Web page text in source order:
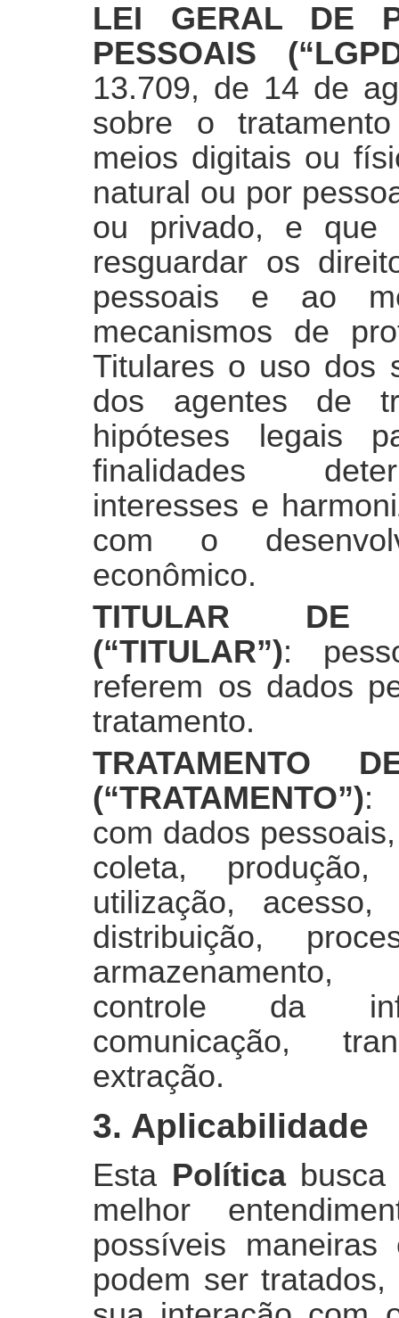
LEI GERAL DE
PESSOAIS
13.709, de 14 de
sobre o
meios digitais ou
natural ou por
ou privado, e que
resguardar os
pessoais e ao
mecanismos de
Titulares o uso dos
dos agentes de
hipóteses legais
finalidades
interesses e
com o
econômico.
TITULAR DE
(“TITULAR”):
referem os dados
tratamento.
TRATAMENTO
(“TRATAMENTO”):
com dados
coleta, produção,
utilização, acesso,
distribuição,
controle da
comunicação,
extração.
3. Aplicabilidade
Esta Políticabusca
melhor
possíveis
podem ser